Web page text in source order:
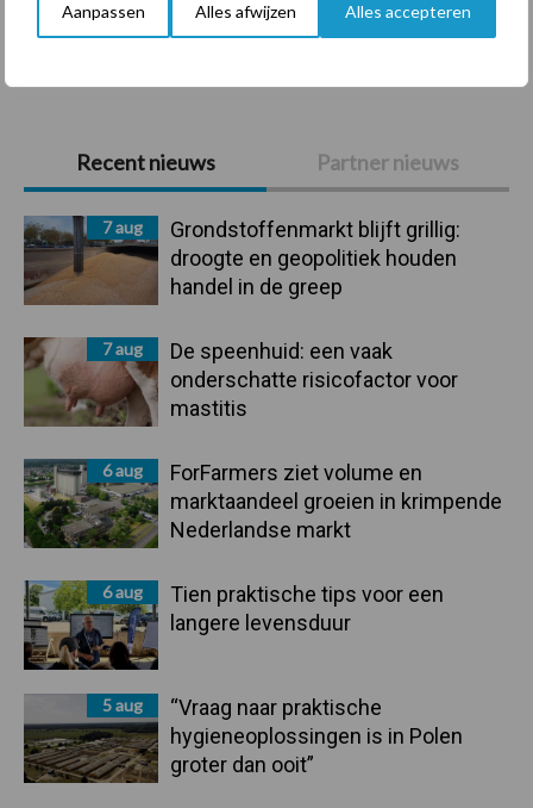
Aanpassen Alles afwijzen Alles accepteren
Primaire
Sidebar
Recent nieuws Partner nieuws
7 aug
Grondstoffenmarkt blijft grillig:
droogte en geopolitiek houden
handel in de greep
7 aug
De speenhuid: een vaak
onderschatte risicofactor voor
mastitis
6 aug
ForFarmers ziet volume en
marktaandeel groeien in krimpende
Nederlandse markt
6 aug
Tien praktische tips voor een
langere levensduur
5 aug
“Vraag naar praktische
hygieneoplossingen is in Polen
groter dan ooit”
Toon meer